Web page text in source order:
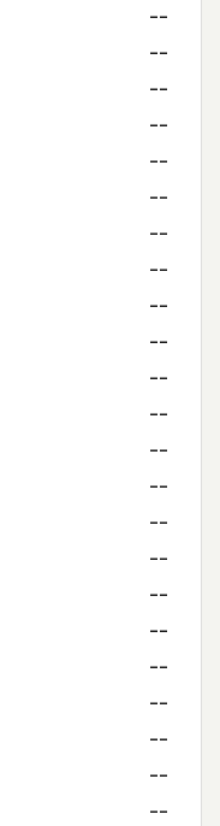
--
--
--
--
--
--
--
--
--
--
--
--
--
--
--
--
--
--
--
--
--
--
--